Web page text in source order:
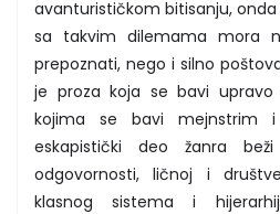
avanturističkom bitisanju,
sa takvim dilemama mora
prepoznati, nego i silno
je proza koja se bavi
kojima se bavi mejnstrim i
eskapistički deo žanra
odgovornosti, ličnoj i
klasnog sistema i